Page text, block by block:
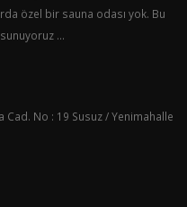
özel bir sauna odası yok. Bu
...
Cad. No : 19 Susuz / Yenimahalle